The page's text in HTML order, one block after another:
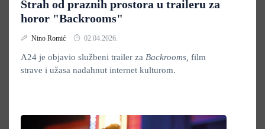
Strah od praznih prostora u traileru za
horor "Backrooms"
Nino Romić 02.04.2026.
A24 je objavio službeni trailer za Backrooms, film
strave i užasa nadahnut internet kulturom.